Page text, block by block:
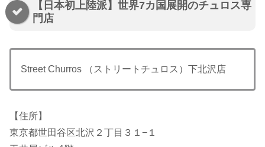
【日本初上陸派】世界7カ国展開のチュロス専
門店
Street Churros （ストリートチュロス）下北沢店
【住所】
東京都世田谷区北沢２丁目３１−１